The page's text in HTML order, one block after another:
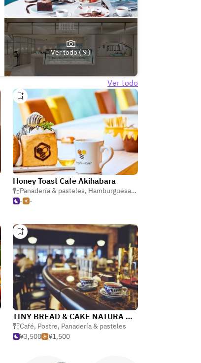
Ver todo ( 9 )
Ver todo
Honey Toast Cafe Akihabara
Panadería & pasteles, Hamburguesas ,
-
-
TINY BREAD & CAKE NATURA MARKET
Café, Postre, Panadería & pasteles
¥3,500
¥1,500